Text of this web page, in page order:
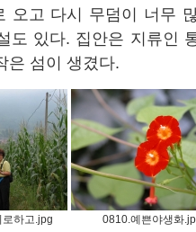
오고 다시 무덤이 너무
도 있다. 집안은 지류인
은 섬이 생겼다.
하고.jpg 0810.예쁜야생화